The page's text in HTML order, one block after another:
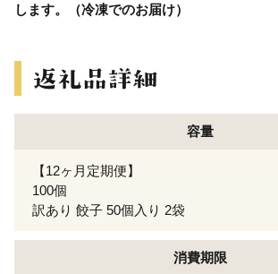
します。（冷凍でのお届け）
容量
【12ヶ月定期便】
100個
訳あり 餃子 50個入り 2袋
消費期限